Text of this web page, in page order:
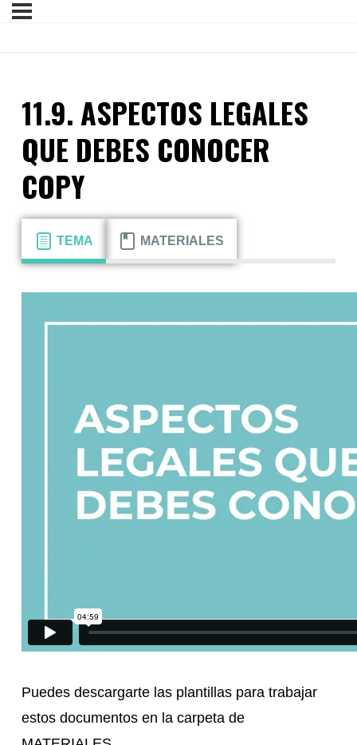
11.9. ASPECTOS LEGALES
QUE DEBES CONOCER
COPY
TEMA MATERIALES
Puedes descargarte las plantillas para trabajar
estos documentos en la carpeta de